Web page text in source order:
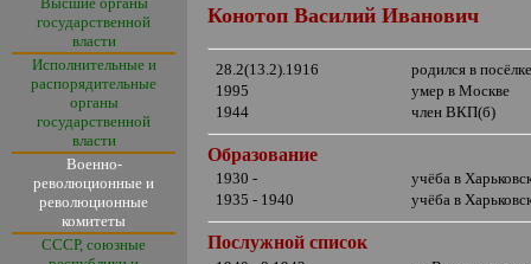
государственной
власти
Исполнительные и
распорядительные
органы
государственной
власти
Военно-
революционные и
революционные
комитеты
СССР, союзные
Конотоп Василий Иванович
28.2(13.2).1916
родился в
1995
умер в Москве
1944
член ВКП(б)
Образование
1930 -
учёба в
1935 - 1940
учёба в
Послужной список